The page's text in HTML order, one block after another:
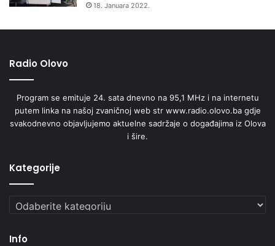
18. Januara 2022.
Radio Olovo
Program se emituje 24. sata dnevno na 95,1 MHz i na internetu
putem linka na našoj zvaničnoj web str www.radio.olovo.ba gdje
svakodnevno objavljujemo aktuelne sadržaje o događajima iz Olova
i šire.
Kategorije
Kategorije
Info